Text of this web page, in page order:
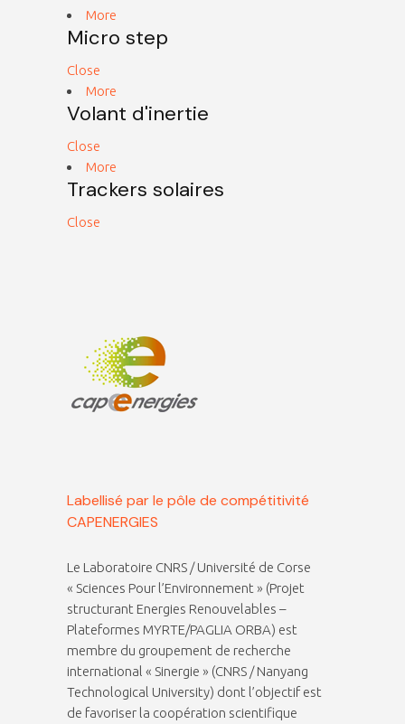
More
Micro step
Close
More
Volant d'inertie
Close
More
Trackers solaires
Close
Labellisé par le pôle de compétitivité
CAPENERGIES
Le Laboratoire CNRS / Université de Corse
« Sciences Pour l’Environnement » (Projet
structurant Energies Renouvelables –
Plateformes MYRTE/PAGLIA ORBA) est
membre du groupement de recherche
international « Sinergie » (CNRS / Nanyang
Technological University) dont l’objectif est
de favoriser la coopération scientifique